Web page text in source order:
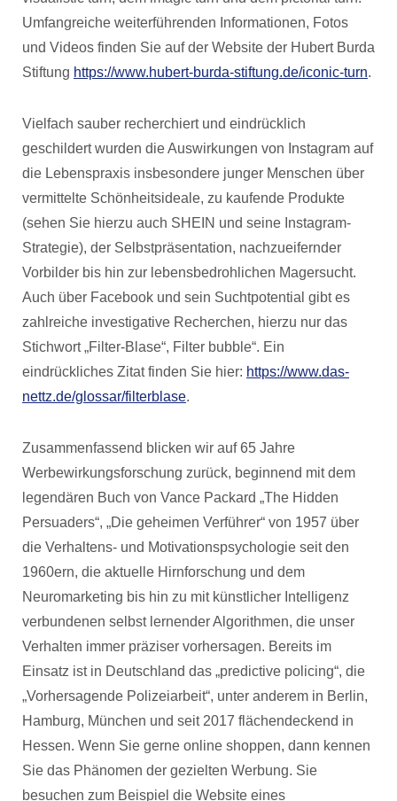
Umfangreiche weiterführenden Informationen, Fotos
und Videos finden Sie auf der Website der Hubert Burda
Stiftung https://www.hubert-burda-stiftung.de/iconic-turn.
Vielfach sauber recherchiert und eindrücklich
geschildert wurden die Auswirkungen von Instagram auf
die Lebenspraxis insbesondere junger Menschen über
vermittelte Schönheitsideale, zu kaufende Produkte
(sehen Sie hierzu auch SHEIN und seine Instagram-
Strategie), der Selbstpräsentation, nachzueifernder
Vorbilder bis hin zur lebensbedrohlichen Magersucht.
Auch über Facebook und sein Suchtpotential gibt es
zahlreiche investigative Recherchen, hierzu nur das
Stichwort „Filter-Blase“, Filter bubble“. Ein
eindrückliches Zitat finden Sie hier: https://www.das-
nettz.de/glossar/filterblase.
Zusammenfassend blicken wir auf 65 Jahre
Werbewirkungsforschung zurück, beginnend mit dem
legendären Buch von Vance Packard „The Hidden
Persuaders“, „Die geheimen Verführer“ von 1957 über
die Verhaltens- und Motivationspsychologie seit den
1960ern, die aktuelle Hirnforschung und dem
Neuromarketing bis hin zu mit künstlicher Intelligenz
verbundenen selbst lernender Algorithmen, die unser
Verhalten immer präziser vorhersagen. Bereits im
Einsatz ist in Deutschland das „predictive policing“, die
„Vorhersagende Polizeiarbeit“, unter anderem in Berlin,
Hamburg, München und seit 2017 flächendeckend in
Hessen. Wenn Sie gerne online shoppen, dann kennen
Sie das Phänomen der gezielten Werbung. Sie
besuchen zum Beispiel die Website eines